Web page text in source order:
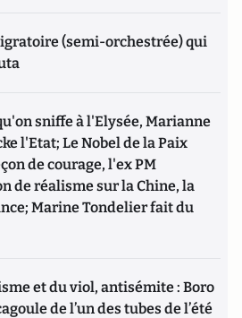
(semi-orchestrée) qui
sniffe à l'Elysée, Marianne
l'Etat; Le Nobel de la Paix
de courage, l'ex PM
de réalisme sur la Chine, la
Marine Tondelier fait du
et du viol, antisémite : Boro
de l’un des tubes de l’été